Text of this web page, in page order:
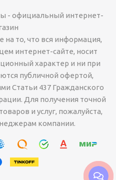
- официальный интернет-
то, что вся информация,
интернет-сайте, носит
характер и ни при
публичной офертой,
Статьи 437 Гражданского
Для получения точной
и услуг, пожалуйста,
компании.